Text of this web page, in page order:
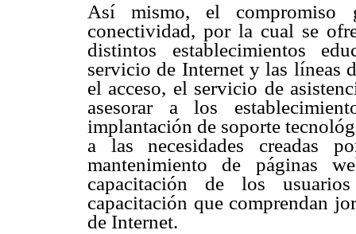
Así mismo, el compromiso
conectividad, por la cual se
distintos establecimientos
servicio de Internet y las líneas
el acceso, el servicio de
asesorar a los
implantación de soporte
a las necesidades creadas
mantenimiento de páginas
capacitación de los
capacitación que comprendan
de Internet.